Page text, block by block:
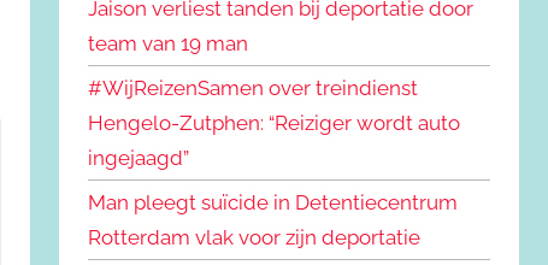
Jaison verliest tanden bij deportatie door
team van 19 man
#WijReizenSamen over treindienst
Hengelo-Zutphen: “Reiziger wordt auto
ingejaagd”
Man pleegt suïcide in Detentiecentrum
Rotterdam vlak voor zijn deportatie